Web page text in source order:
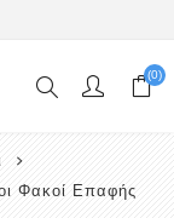
(0)
Φακοί Επαφής